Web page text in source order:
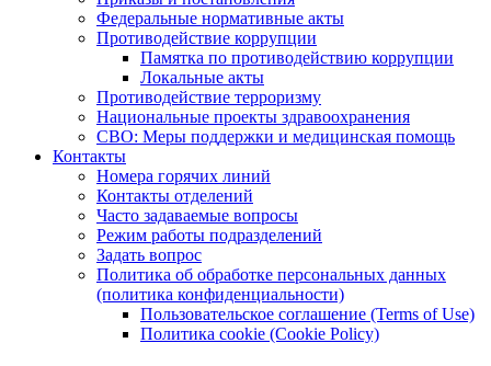
Федеральные нормативные акты
Противодействие коррупции
Памятка по противодействию коррупции
Локальные акты
Противодействие терроризму
Национальные проекты здравоохранения
СВО: Меры поддержки и медицинская помощь
Контакты
Номера горячих линий
Контакты отделений
Часто задаваемые вопросы
Режим работы подразделений
Задать вопрос
Политика об обработке персональных данных
(политика конфиденциальности)
Пользовательское соглашение (Terms of Use)
Политика cookie (Cookie Policy)